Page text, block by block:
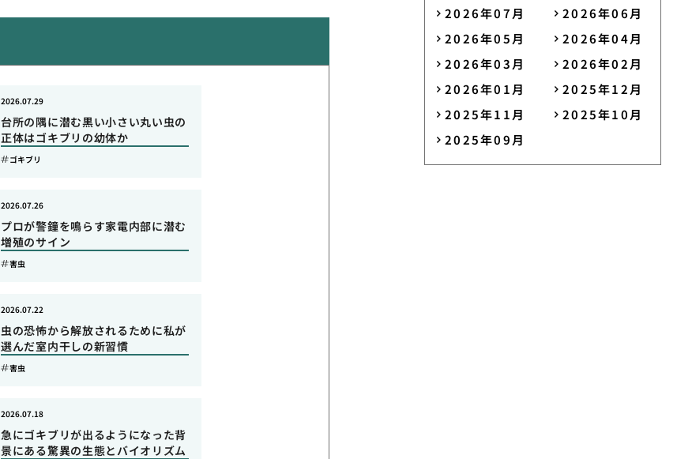
台所の隅に潜む黒い小さい丸い虫の
正体はゴキブリの幼体か
2026.07.29
ゴキブリ
プロが警鐘を鳴らす家電内部に潜む
増殖のサイン
2026.07.26
害虫
虫の恐怖から解放されるために私が
選んだ室内干しの新習慣
2026.07.22
害虫
急にゴキブリが出るようになった背
景にある驚異の生態とバイオリズム
2026.07.18
2026年07月
2026年06月
2026年05月
2026年04月
2026年03月
2026年02月
2026年01月
2025年12月
2025年11月
2025年10月
2025年09月